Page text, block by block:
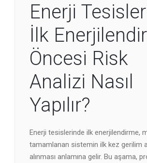
Enerji
İlk
Öncesi Risk
Analizi Nasıl
Yapılır?
Enerji tesislerinde ilk enerjilendirme,
tamamlanan sistemin ilk kez gerilim
alınması anlamına gelir. Bu aşama,